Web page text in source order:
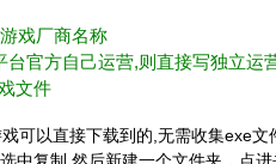
戏厂商名称
官方自己运营,则直接写独立运
文件
可以直接下载到的,无需收集exe